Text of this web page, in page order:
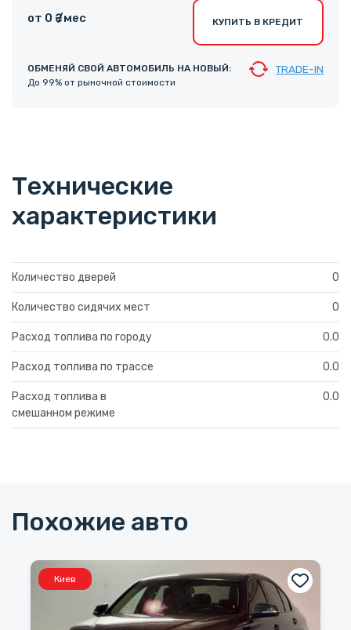
от 0 ₴ /мес КУПИТЬ В КРЕДИТ
ОБМЕНЯЙ СВОЙ АВТОМОБИЛЬ НА НОВЫЙ:
До 99% от рыночной стоимости
TRADE-IN
Технические
характеристики
Количество дверей 0
Количество сидячих мест 0
Расход топлива по городу 0.0
Расход топлива по трассе 0.0
Расход топлива в
смешанном режиме
0.0
Похожие авто
Киев